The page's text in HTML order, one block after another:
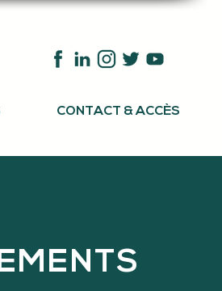
CONTACT & ACCÈS